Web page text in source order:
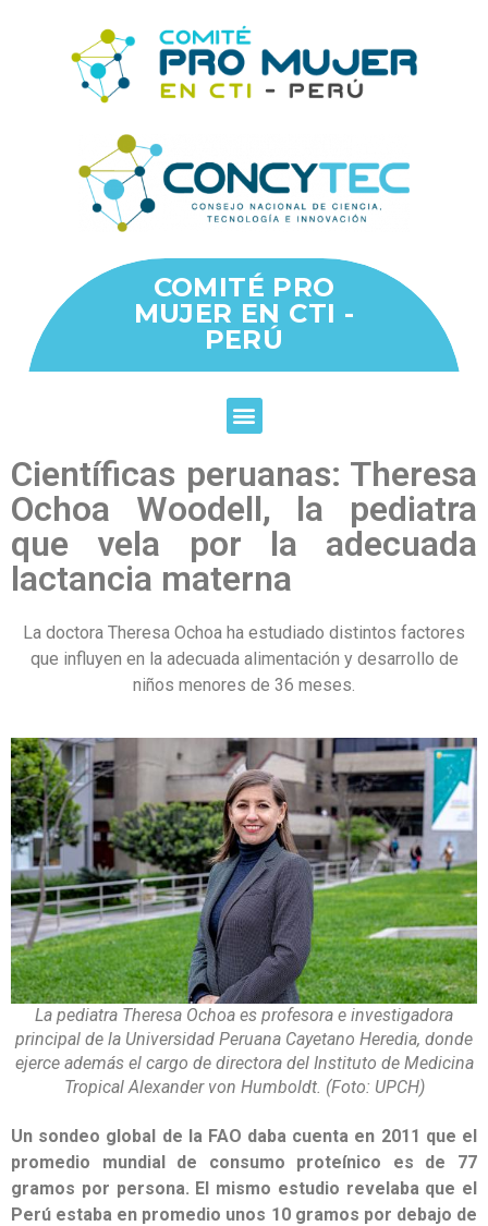
COMITÉ PRO
MUJER EN CTI -
PERÚ
Científicas peruanas: Theresa
Ochoa Woodell, la pediatra
que vela por la adecuada
lactancia materna
La doctora Theresa Ochoa ha estudiado distintos factores
que influyen en la adecuada alimentación y desarrollo de
niños menores de 36 meses.
La pediatra Theresa Ochoa es profesora e investigadora
principal de la Universidad Peruana Cayetano Heredia, donde
ejerce además el cargo de directora del Instituto de Medicina
Tropical Alexander von Humboldt. (Foto: UPCH)
Un sondeo global de la FAO daba cuenta en 2011 que el
promedio mundial de consumo proteínico es de 77
gramos por persona. El mismo estudio revelaba que el
Perú estaba en promedio unos 10 gramos por debajo de